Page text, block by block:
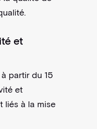
et
partir du 15
et
liés à la mise